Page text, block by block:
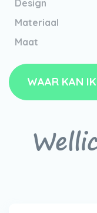
Design
Materiaal
Maat
WAAR KAN